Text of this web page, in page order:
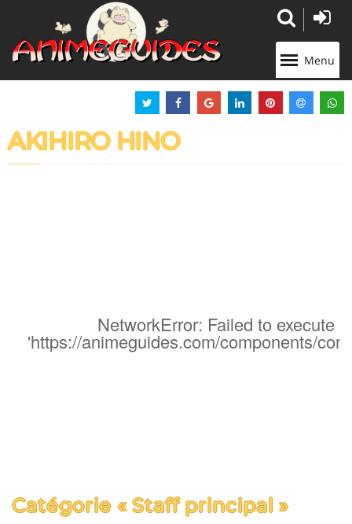
Menu
AKIHIRO HINO
NetworkError: Failed to execute
'https://animeguides.com/components/
Catégorie « Staff principal »
Panneau de gestion des cookies